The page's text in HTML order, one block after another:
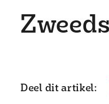
Deel dit artikel: